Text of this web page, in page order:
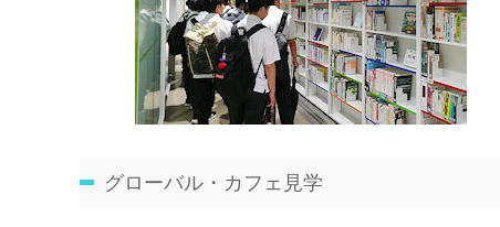
グローバル・カフェ見学